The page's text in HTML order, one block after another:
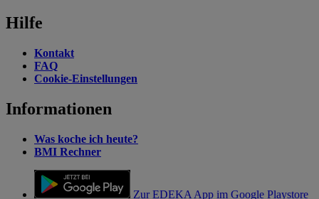
Hilfe
Kontakt
FAQ
Cookie-Einstellungen
Informationen
Was koche ich heute?
BMI Rechner
Zur EDEKA App im Google Playstore